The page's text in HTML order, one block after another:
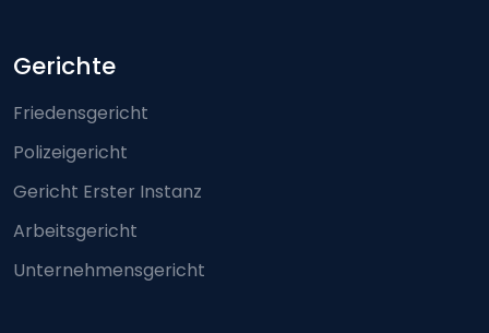
Footer-menu
Gerichte
Friedensgericht
Polizeigericht
Gericht Erster Instanz
Arbeitsgericht
Unternehmensgericht